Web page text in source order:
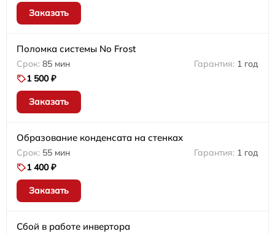
Заказать
Поломка системы No Frost
85 мин
1 год
1 500 ₽
Заказать
Образование конденсата на стенках
55 мин
1 год
1 400 ₽
Заказать
Сбой в работе инвертора